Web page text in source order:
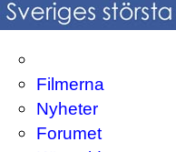
Filmerna
Nyheter
Forumet